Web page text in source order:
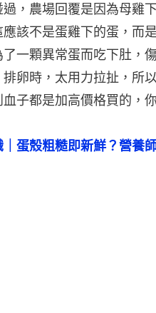
，農場回覆是因為母雞
該不是蛋雞下的蛋，而
一顆異常蛋而吃下肚，
排卵時，太用力拉扯，所
子都是加高價格買的，
蛋殼粗糙即新鮮？營養